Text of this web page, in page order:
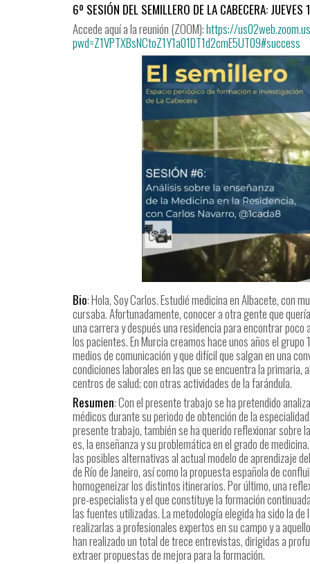
6º SESIÓN DEL SEMILLERO DE LA CABECERA:
Accede aquí a la reunión (ZOOM):https://
pwd=Z1VPTXBsNCtoZ1Y1a01DT1d2cmE5UT09#success
Bio: Hola, Soy Carlos. Estudié medicina en Albacete, con
cursaba. Afortunadamente, conocer a otra gente que
una carrera y después una residencia para encontrar
los pacientes. En Murcia creamos hace unos años el
medios de comunicación y que difícil que salgan en una
condiciones laborales en las que se encuentra la
centros de salud; con otras actividades de la farándula.
Resumen: Con el presente trabajo se ha pretendido
médicos durante su periodo de obtención de la
presente trabajo, también se ha querido reflexionar sobre
es, la enseñanza y su problemática en el grado de
las posibles alternativas al actual modelo de aprendizaje
de Río de Janeiro, así como la propuesta española de
homogeneizar los distintos itinerarios. Por último, una
pre-especialista y el que constituye la formación
las fuentes utilizadas. La metodología elegida ha sido la
realizarlas a profesionales expertos en su campo y a
han realizado un total de trece entrevistas, dirigidas a
extraer propuestas de mejora para la formación.